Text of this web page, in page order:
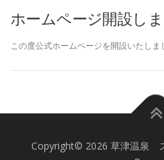
ホームページ開設しま
この度公式ホームページを開設いたし
Copyright© 2026 草津温泉